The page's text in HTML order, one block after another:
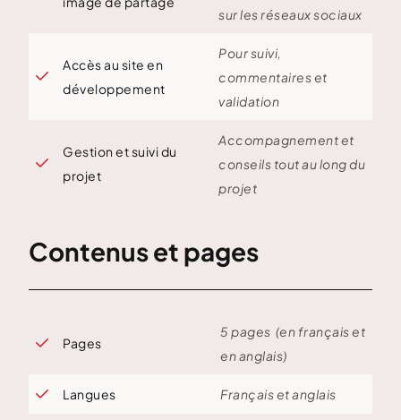
sur les réseaux sociaux

Accès au site en
développement
Pour suivi,
commentaires et
validation

Gestion et suivi du
projet
Accompagnement et
conseils tout au long du
projet
Contenus et pages
 Pages
5 pages (en français et
en anglais)
 Langues Français et anglais